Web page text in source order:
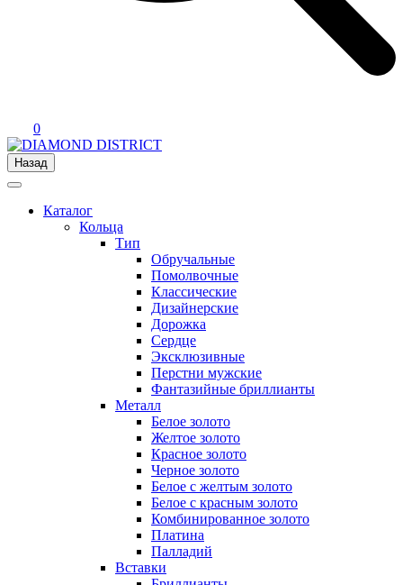
0
Назад
Каталог
Кольца
Тип
Обручальные
Помолвочные
Классические
Дизайнерские
Дорожка
Сердце
Эксклюзивные
Перстни мужские
Фантазийные бриллианты
Металл
Белое золото
Желтое золото
Красное золото
Черное золото
Белое с желтым золото
Белое с красным золото
Комбинированное золото
Платина
Палладий
Вставки